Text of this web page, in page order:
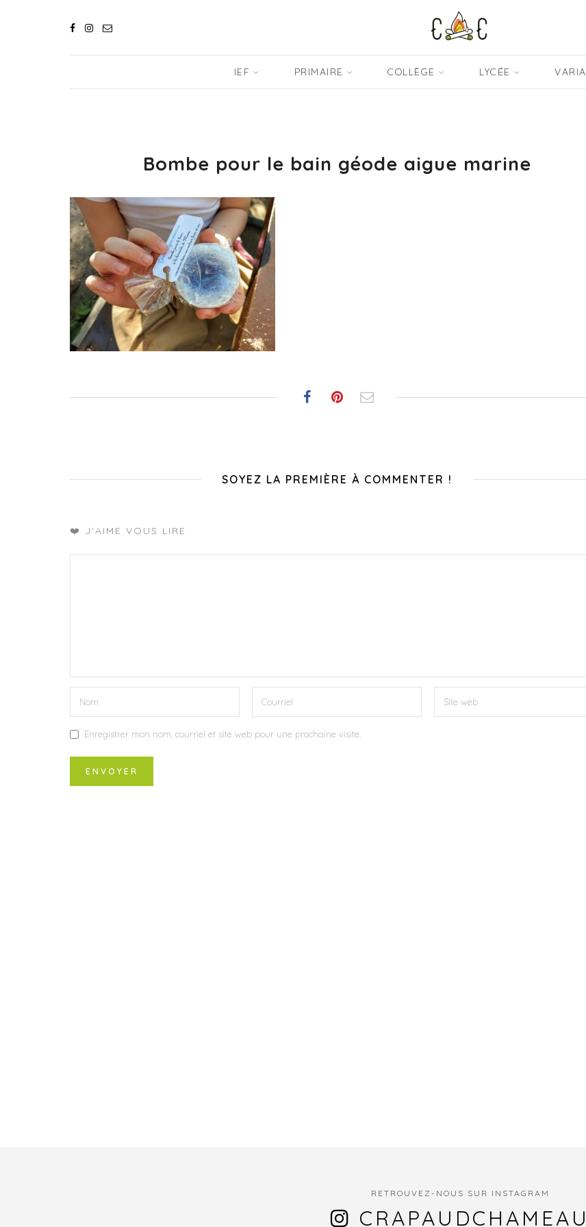
IEF PRIMAIRE COLLÈGE LYCÉE VARIA
Bombe pour le bain géode aigue marine
SOYEZ LA PREMIÈRE À COMMENTER !
❤️ J'AIME VOUS LIRE
Enregistrer mon nom, courriel et site web pour une prochaine visite.
RETROUVEZ-NOUS SUR INSTAGRAM
CRAPAUDCHAMEAU